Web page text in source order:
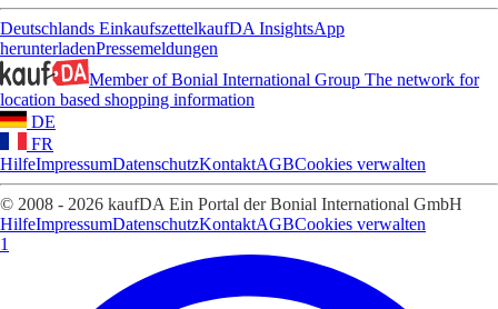
Deutschlands EinkaufszettelkaufDA InsightsApp
herunterladenPressemeldungen
Member of Bonial International Group The network for
location based shopping information
DE
FR
HilfeImpressumDatenschutzKontaktAGBCookies verwalten
© 2008 - 2026 kaufDA Ein Portal der Bonial International GmbH
HilfeImpressumDatenschutzKontaktAGBCookies verwalten
1